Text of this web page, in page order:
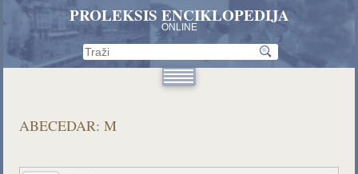
PROLEKSIS ENCIKLOPEDIJA
ONLINE
ABECEDAR: M